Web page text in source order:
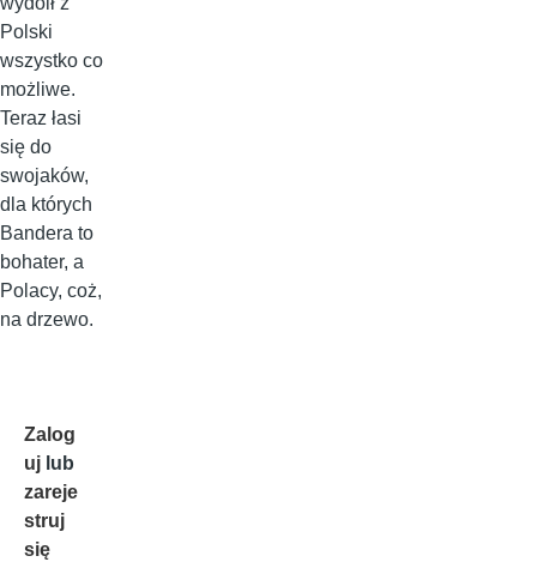
Polski
wszystko co
możliwe.
Teraz łasi
się do
swojaków,
dla których
Bandera to
bohater, a
Polacy, coż,
na drzewo.
Zalog
uj lub
zareje
struj
się